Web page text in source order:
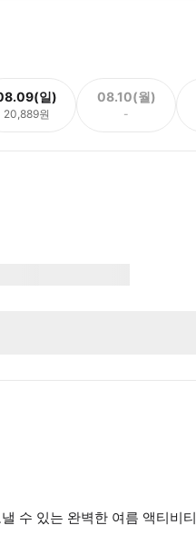
일)
20,889원
08.10(월)
-
수 있는 완벽한 여름 액티비티